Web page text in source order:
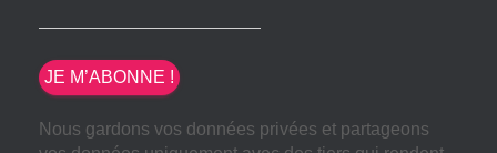
Nous gardons vos données privées et partageons